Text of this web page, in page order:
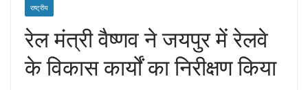
राष्ट्रीय
रेल मंत्री वैष्णव ने जयपुर में रेलवे
के विकास कार्यों का निरीक्षण किया